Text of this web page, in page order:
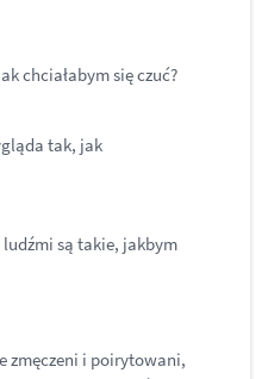
chciałabym się czuć?
tak, jak
ludźmi są takie, jakbym
zmęczeni i poirytowani,